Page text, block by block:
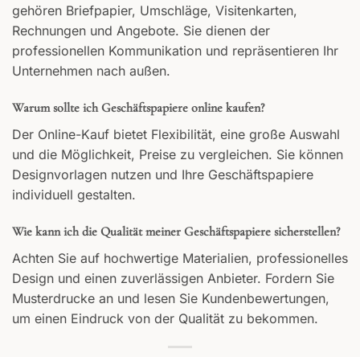
gehören Briefpapier, Umschläge, Visitenkarten,
Rechnungen und Angebote. Sie dienen der
professionellen Kommunikation und repräsentieren Ihr
Unternehmen nach außen.
Warum sollte ich Geschäftspapiere online kaufen?
Der Online-Kauf bietet Flexibilität, eine große Auswahl
und die Möglichkeit, Preise zu vergleichen. Sie können
Designvorlagen nutzen und Ihre Geschäftspapiere
individuell gestalten.
Wie kann ich die Qualität meiner Geschäftspapiere sicherstellen?
Achten Sie auf hochwertige Materialien, professionelles
Design und einen zuverlässigen Anbieter. Fordern Sie
Musterdrucke an und lesen Sie Kundenbewertungen,
um einen Eindruck von der Qualität zu bekommen.